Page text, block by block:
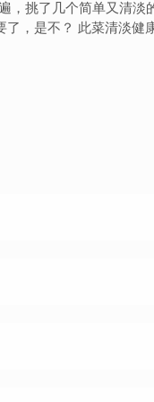
，挑了几个简单又清
了，是不？ 此菜清淡健